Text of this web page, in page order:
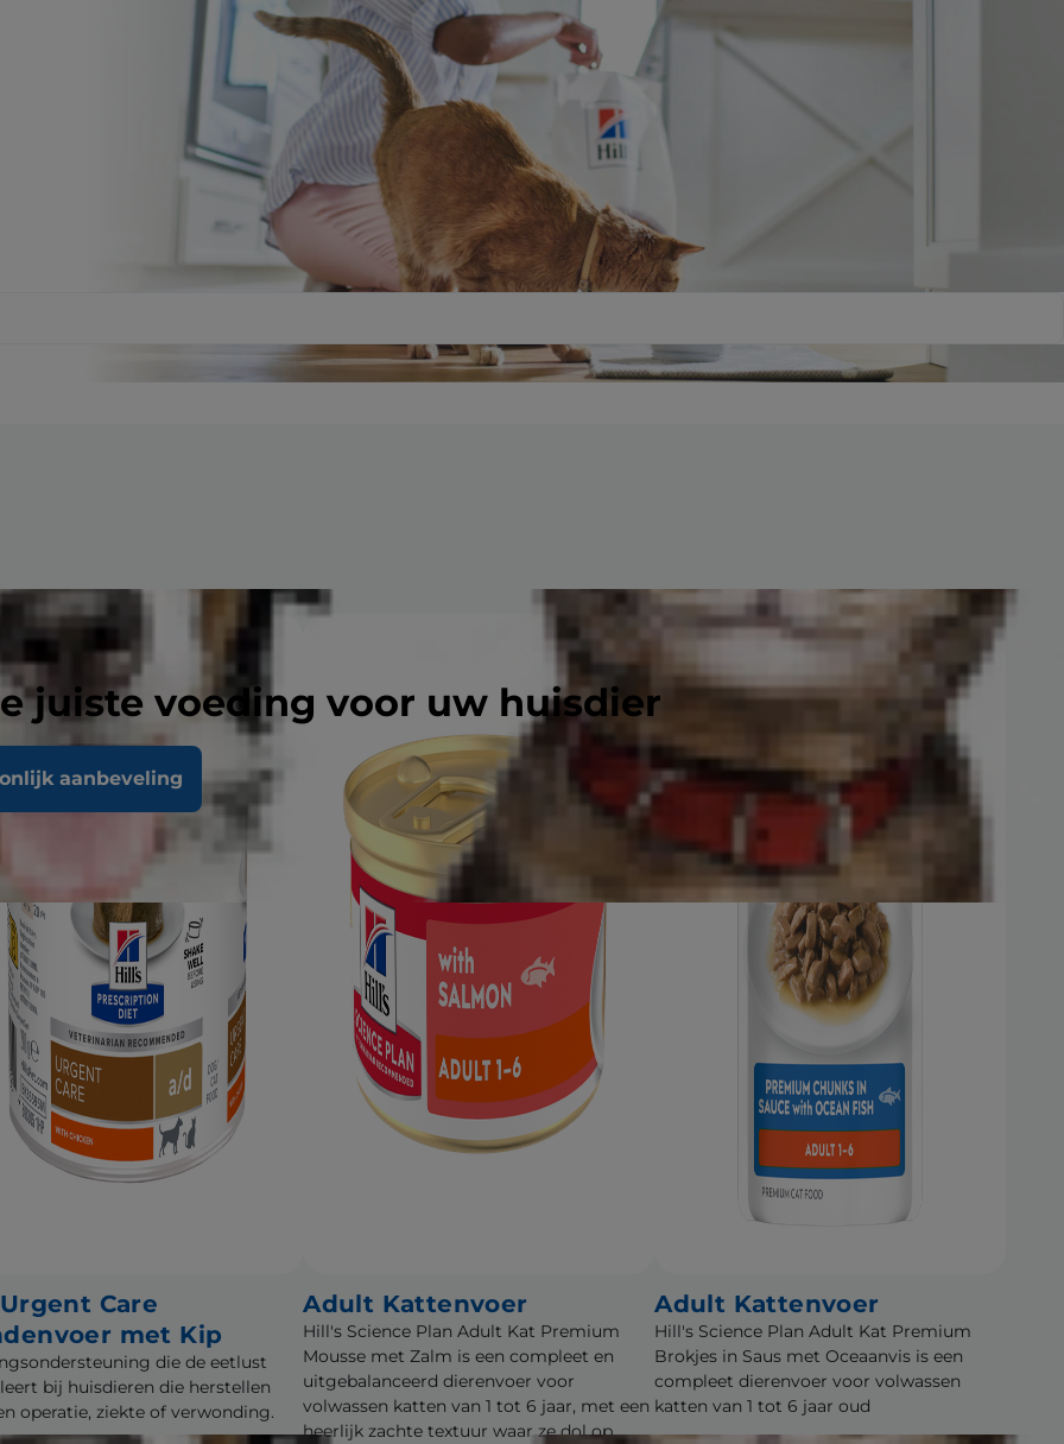
juiste voeding voor uw huisdier
aanbeveling
Care
met Kip
die de eetlust
bij huisdieren die herstellen
operatie, ziekte of verwonding.
Adult Kattenvoer
Hill's Science Plan Adult Kat Premium
Mousse met Zalm is een compleet en
uitgebalanceerd dierenvoer voor
volwassen katten van 1 tot 6 jaar, met een
heerlijk zachte textuur waar ze dol op
Adult Kattenvoer
Hill's Science Plan Adult Kat Premium
Brokjes in Saus met Oceaanvis is een
compleet dierenvoer voor volwassen
katten van 1 tot 6 jaar oud